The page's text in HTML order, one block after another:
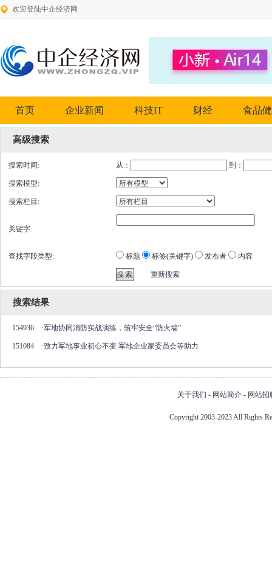
欢迎登陆中企经济网
首页 企业新闻 科技IT 财经 食品
高级搜索
搜索时间: 从： 到：
搜索模型:
搜索栏目:
关键字:
查找字段类型: 标题 标签(关键字) 发布者 内容
重新搜索
搜索结果
154936 ·军地协同消防实战演练，筑牢安全“防火墙”
151084 ·致力军地事业初心不变 军地企业家委员会等助力
关于我们 - 网站简介 - 网站招
Copyright 2003-2023 All Rights